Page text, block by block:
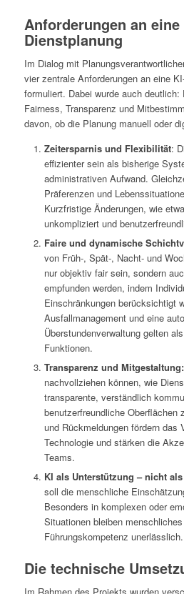
Anforderungen an
Dienstplanung
Im Dialog mit
vier zentrale Anforderungen an eine
formuliert. Dabei wurde auch deutlich:
Fairness, Transparenz und
davon, ob die Planung manuell oder
Zeitersparnis und Flexibilität:
effizienter sein als bisherige
administrativen Aufwand.
Präferenzen und
Kurzfristige Änderungen, wie
unkompliziert und
Faire und dynamische
von Früh-, Spät-, Nacht- und
nur objektiv fair sein, sondern
empfunden werden, indem
Einschränkungen berücksichtigt
Ausfallmanagement und eine
Überstundenverwaltung gelten
Funktionen.
Transparenz und Mitgestaltung:
nachvollziehen können, wie
transparente, verständlich
benutzerfreundliche Oberflächen
und Rückmeldungen fördern das
Technologie und stärken die
Teams.
KI als Unterstützung – nicht
soll die menschliche
Besonders in komplexen oder
Situationen bleiben
Führungskompetenz unerlässlich.
Die technische